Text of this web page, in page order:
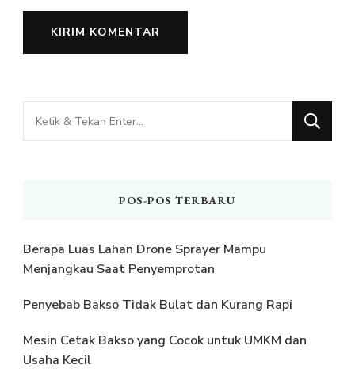
Mencari
Sesuatu?
POS-POS TERBARU
Berapa Luas Lahan Drone Sprayer Mampu
Menjangkau Saat Penyemprotan
Penyebab Bakso Tidak Bulat dan Kurang Rapi
Mesin Cetak Bakso yang Cocok untuk UMKM dan
Usaha Kecil